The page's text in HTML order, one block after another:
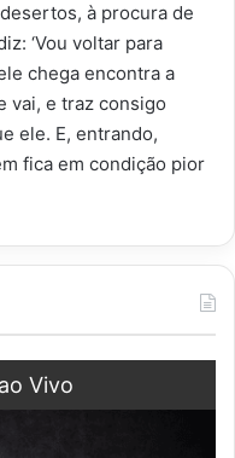
à procura de
‘Vou voltar para
chega encontra a
vai, e traz consigo
ele. E, entrando,
fica em condição pior
Vivo